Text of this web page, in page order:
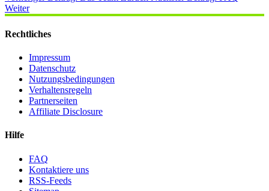
Weiter
Rechtliches
Impressum
Datenschutz
Nutzungsbedingungen
Verhaltensregeln
Partnerseiten
Affiliate Disclosure
Hilfe
FAQ
Kontaktiere uns
RSS-Feeds